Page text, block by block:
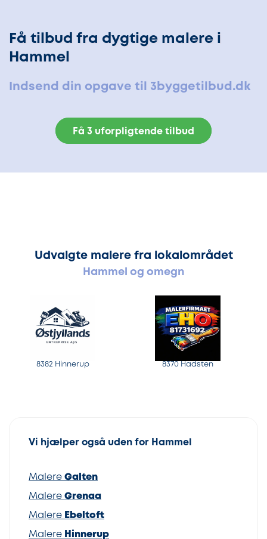
Få tilbud fra dygtige malere i
Hammel
Indsend din opgave til 3byggetilbud.dk
Få 3 uforpligtende tilbud
Udvalgte malere fra lokalområdet
Hammel og omegn
8382 Hinnerup 8370 Hadsten
Vi hjælper også uden for Hammel
Malere Galten
Malere Grenaa
Malere Ebeltoft
Malere Hinnerup